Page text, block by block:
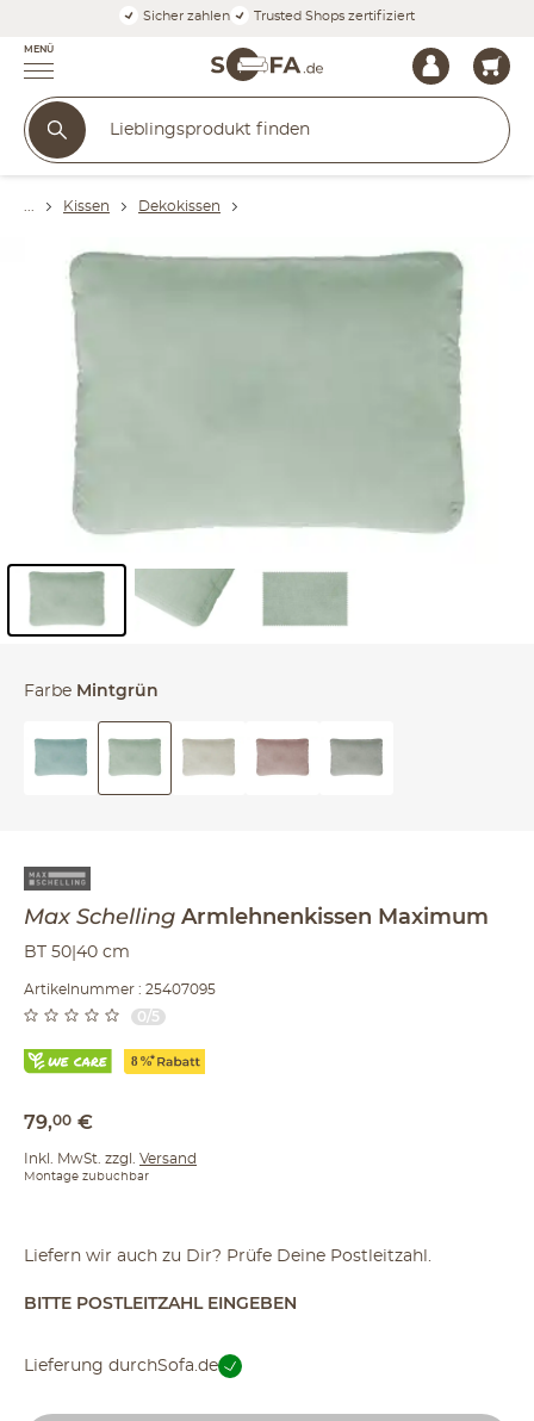
Sicher zahlen Trusted Shops zertifiziert
MENÜ
Kissen Dekokissen
Max Schelling Armlehnenkissen Maximum
BT 50|40 cm
Artikelnummer : 25407095
0/5
79,00 €
Inkl. MwSt. zzgl. Versand
Montage zubuchbar
Farbe Mintgrün
Liefern wir auch zu Dir? Prüfe Deine Postleitzahl.
BITTE POSTLEITZAHL EINGEBEN
Lieferung durchSofa.de